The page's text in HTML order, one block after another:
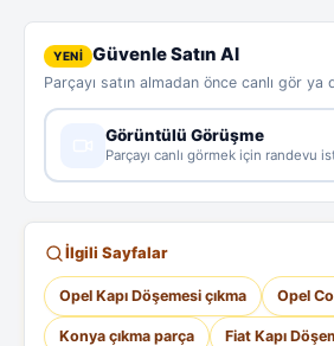
İlgili Sayfalar
Opel Kapı Döşemesi çıkma Opel
Konya çıkma parça Fiat Kapı
YENİ Güvenle Satın Al
Parçayı satın almadan önce canlı gör
Görüntülü Görüşme
Parçayı canlı görmek için randevu